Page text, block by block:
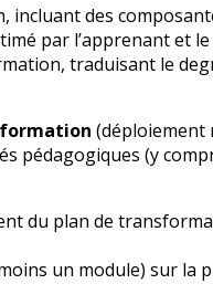
des
par l’apprenant et
traduisant le
(déploiement
pédagogiques (y
du plan de
un module) sur la